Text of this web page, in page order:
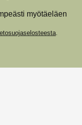
myötäeläen